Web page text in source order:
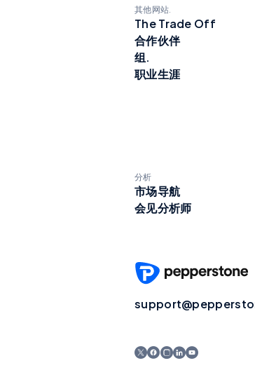
其他网站.
The Trade Off
合作伙伴
组.
职业生涯
分析
市场导航
会见分析师